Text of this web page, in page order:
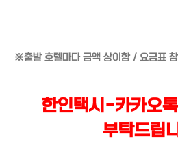
※출발 호텔마다 금액 상이함 / 요금표
한인택시-카카오
부탁드립